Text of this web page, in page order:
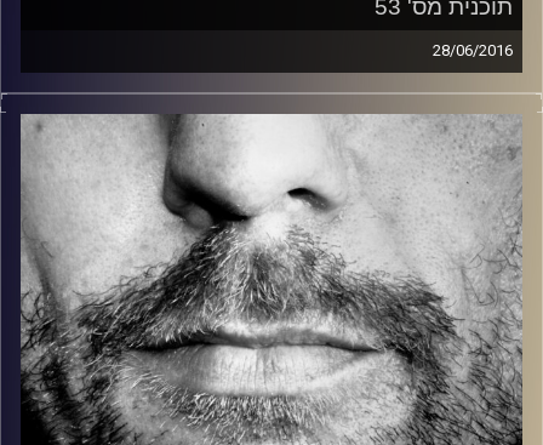
תוכנית מס' 53
28/06/2016
זיפים, מוזיקה מחוספסת של הופעות חיות. הרבה ג'אם, רוק,
בלוז, bluegrass, ג'אז, Fאנק, פרוגרסיב ואפילו אלקטרוניקה.
כל מה שחי, אמיתי ונושם.
עם שמוליק רגב.
קרדיט תמונות: David Goehring